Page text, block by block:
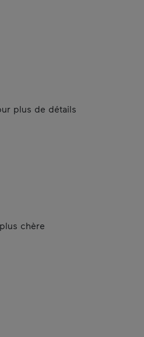
plus de détails
chère